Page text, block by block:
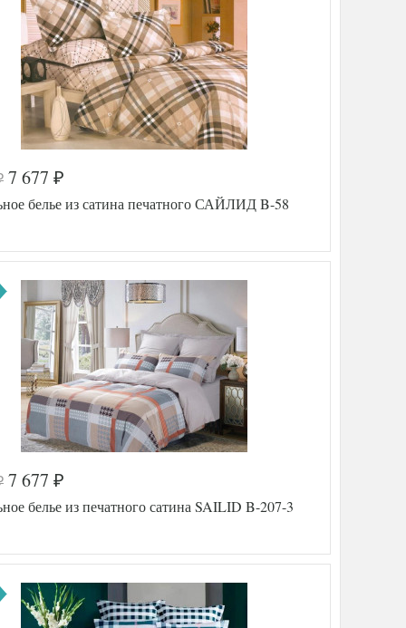
515-224
SLD-B-
200х220
230х250
7 677 ₽
белье из сатина печатного САЙЛИД B-58
7 677 ₽
белье из печатного сатина SAILID B-207-3